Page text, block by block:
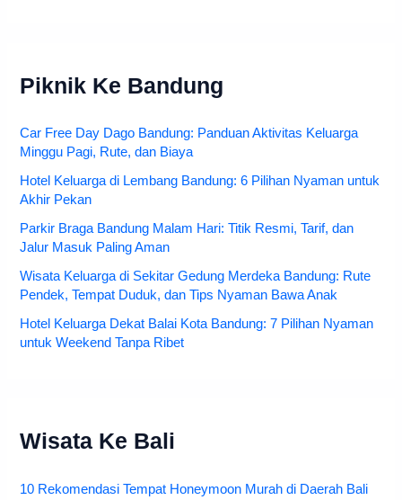
Piknik Ke Bandung
Car Free Day Dago Bandung: Panduan Aktivitas Keluarga
Minggu Pagi, Rute, dan Biaya
Hotel Keluarga di Lembang Bandung: 6 Pilihan Nyaman untuk
Akhir Pekan
Parkir Braga Bandung Malam Hari: Titik Resmi, Tarif, dan
Jalur Masuk Paling Aman
Wisata Keluarga di Sekitar Gedung Merdeka Bandung: Rute
Pendek, Tempat Duduk, dan Tips Nyaman Bawa Anak
Hotel Keluarga Dekat Balai Kota Bandung: 7 Pilihan Nyaman
untuk Weekend Tanpa Ribet
Wisata Ke Bali
10 Rekomendasi Tempat Honeymoon Murah di Daerah Bali